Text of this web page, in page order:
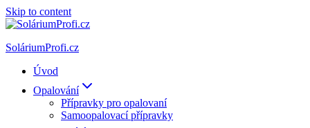
Skip to content
SoláriumProfi.cz
Úvod
Opalování
Přípravky pro opalovaní
Samoopalovací přípravky